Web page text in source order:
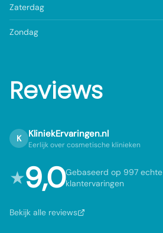
Zaterdag
Zondag
Reviews
K KliniekErvaringen.nl
Eerlijk over cosmetische klinieken
★9,0Gebaseerd op 997 echte
klantervaringen
Bekijk alle reviews